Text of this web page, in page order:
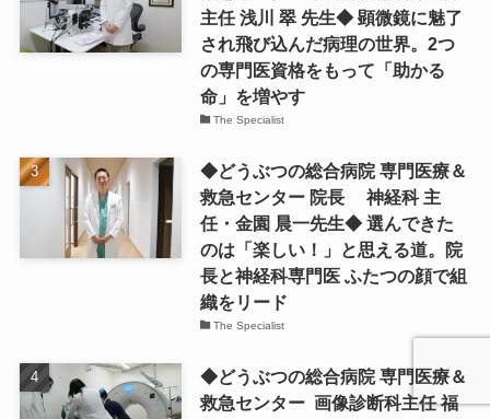
主任 浅川 翠 先生◆ 顕微鏡に魅了
され飛び込んだ病理の世界。2つ
の専門医資格をもって「助かる
命」を増やす
The Specialist
◆どうぶつの総合病院 専門医療＆
救急センター 院長 神経科 主
任・金園 晨一先生◆ 選んできた
のは「楽しい！」と思える道。院
長と神経科専門医 ふたつの顔で組
織をリード
The Specialist
◆どうぶつの総合病院 専門医療＆
救急センター 画像診断科主任 福